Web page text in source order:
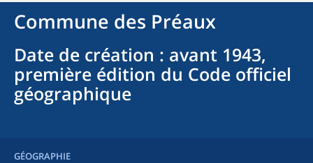
Commune des Préaux
Date de création : avant 1943,
première édition du Code officiel
géographique
GÉOGRAPHIE